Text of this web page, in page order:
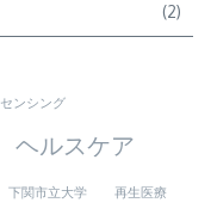
(2)
センシング
ヘルスケア
下関市立大学 再生医療